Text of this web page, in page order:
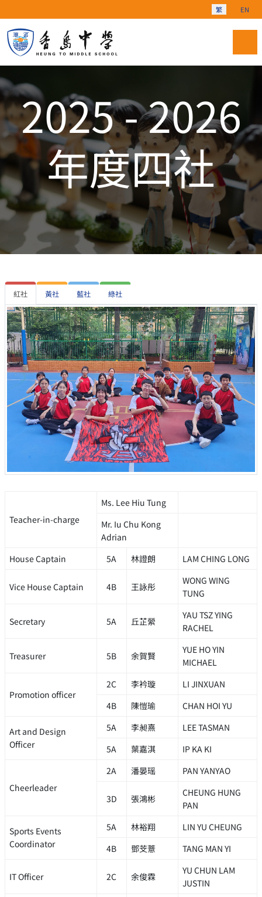
選擇你的語言
繁 EN
2025 - 2026
年度四社
紅社 黃社 藍社 綠社
Teacher-in-charge
Ms. Lee Hiu Tung
Mr. Iu Chu Kong
Adrian
House Captain
5A 林證朗 LAM CHING LONG
Vice House Captain 4B 王詠彤
WONG WING
TUNG
Secretary 5A 丘芷縈
YAU TSZ YING
RACHEL
Treasurer 5B 余賀賢
YUE HO YIN
MICHAEL
Promotion officer
2C 李衿璇
LI JINXUAN
4B
陳愷瑜 CHAN HOI YU
Art and Design
Officer
5A 李昶熹
LEE TASMAN
5A
葉嘉淇 IP KA KI
Cheerleader
2A 潘晏瑶 PAN YANYAO
3D 張鴻彬
CHEUNG HUNG
PAN
Sports Events
Coordinator
5A 林裕翔
LIN YU CHEUNG
4B
鄧芠薏 TANG MAN YI
IT Officer 2C 余俊霖
YU CHUN LAM
JUSTIN